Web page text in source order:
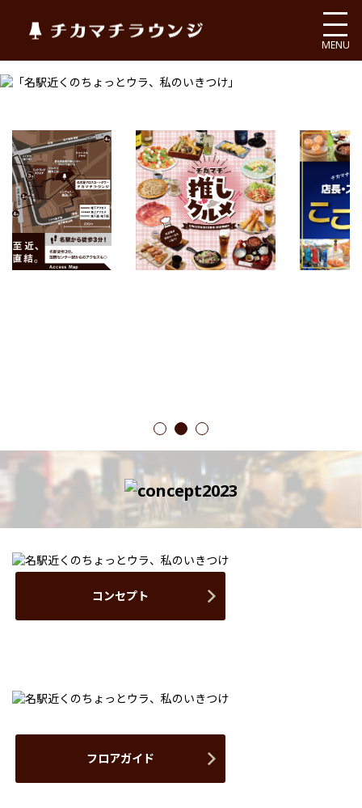
チカマチラウンジ
MENU
1 2 3
コンセプト
フロアガイド